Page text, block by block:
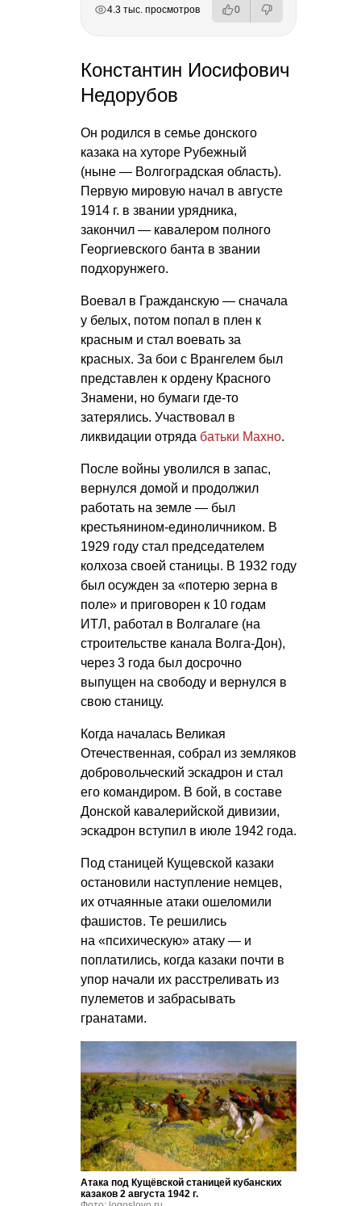
4.3 тыс. просмотров 0
Константин Иосифович
Недорубов
Он родился в семье донского
казака на хуторе Рубежный
(ныне — Волгоградская область).
Первую мировую начал в августе
1914 г. в звании урядника,
закончил — кавалером полного
Георгиевского банта в звании
подхорунжего.
Воевал в Гражданскую — сначала
у белых, потом попал в плен к
красным и стал воевать за
красных. За бои с Врангелем был
представлен к ордену Красного
Знамени, но бумаги где-то
затерялись. Участвовал в
ликвидации отряда батьки Махно.
После войны уволился в запас,
вернулся домой и продолжил
работать на земле — был
крестьянином-единоличником. В
1929 году стал председателем
колхоза своей станицы. В 1932 году
был осужден за «потерю зерна в
поле» и приговорен к 10 годам
ИТЛ, работал в Волгалаге (на
строительстве канала Волга-Дон),
через 3 года был досрочно
выпущен на свободу и вернулся в
свою станицу.
Когда началась Великая
Отечественная, собрал из земляков
добровольческий эскадрон и стал
его командиром. В бой, в составе
Донской кавалерийской дивизии,
эскадрон вступил в июле 1942 года.
Под станицей Кущевской казаки
остановили наступление немцев,
их отчаянные атаки ошеломили
фашистов. Те решились
на «психическую» атаку — и
поплатились, когда казаки почти в
упор начали их расстреливать из
пулеметов и забрасывать
гранатами.
Атака под Кущёвской станицей кубанских
казаков 2 августа 1942 г.